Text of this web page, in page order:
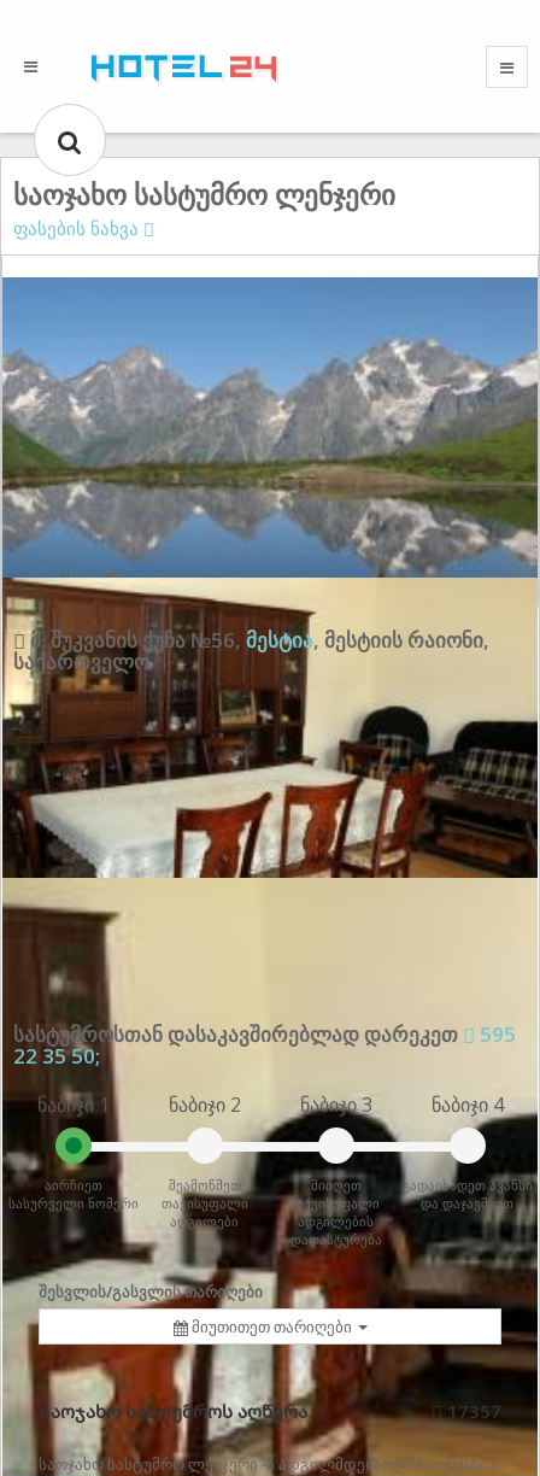
საოჯახო სასტუმრო ლენჯერი
ფასების ნახვა
მ. შუკვანის ქუჩა №56, მესტია, მესტიის რაიონი,
საქართველო
სასტუმროსთან დასაკავშირებლად დარეკეთ 595
22 35 50;
ნაბიჯი 1
აირჩიეთ
სასურველი ნომერი
ნაბიჯი 2
შეამოწმეთ
თავისუფალი
ადგილები
ნაბიჯი 3
მიიღეთ
თავისუფალი
ადგილების
დადასტურება
ნაბიჯი 4
გადაიხადეთ ავანსი
და დაჯავშნეთ
შესვლის/გასვლის თარიღები
მიუთითეთ თარიღები
Საოჯახო სასტუმროს აღწერა 17357
საოჯახო სასტუმრო ლენჯერი -ს ადგილმდებარეობაა მესტია.